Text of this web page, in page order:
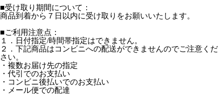
■受け取り期間について：
商品到着から７日以内に受け取りをお願いいたします。
■ご利用注意点：
１．日付指定/時間帯指定はできません。
２．下記商品はコンビニへの配送ができませんのでご注意くだ
さい。
・複数お届け先の指定
・代引でのお支払い
・コンビニ後払いでのお支払い
・メール便での配達